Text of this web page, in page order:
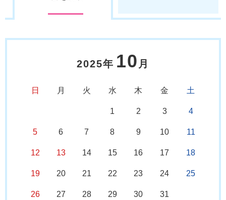
2025年 10 月
日 月 火 水 木 金 土
1 2 3 4
5 6 7 8 9 10 11
12 13 14 15 16 17 18
19 20 21 22 23 24 25
26 27 28 29 30 31